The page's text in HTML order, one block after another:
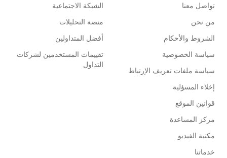
تواصل معنا
من نحن
الشروط والأحكام
سياسة الخصوصية
سياسة ملفات تعريف الإرتباط
إخلاء المسؤلية
قوانين الموقع
مركز المساعدة
مكتبة الفيديو
خدماتنا
الشبكة الاجتماعية
منصة التحليلات
أفضل المتداولين
تقييمات المستخدمين لشركات
التداول